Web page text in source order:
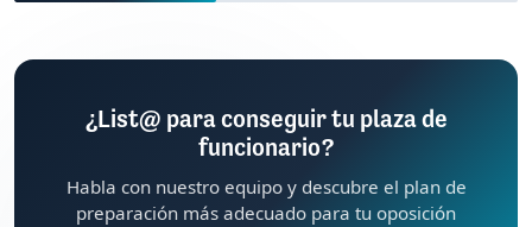
¿List@ para conseguir tu plaza de
funcionario?
Habla con nuestro equipo y descubre el plan de
preparación más adecuado para tu oposición